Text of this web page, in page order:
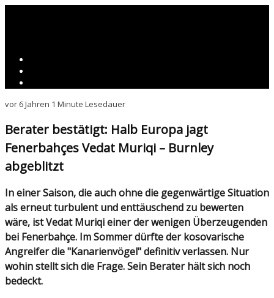
vor 6 Jahren 1 Minute Lesedauer
Berater bestätigt: Halb Europa jagt
Fenerbahçes Vedat Muriqi – Burnley
abgeblitzt
In einer Saison, die auch ohne die gegenwärtige Situation
als erneut turbulent und enttäuschend zu bewerten
wäre, ist Vedat Muriqi einer der wenigen Überzeugenden
bei Fenerbahçe. Im Sommer dürfte der kosovarische
Angreifer die "Kanarienvögel" definitiv verlassen. Nur
wohin stellt sich die Frage. Sein Berater hält sich noch
bedeckt.